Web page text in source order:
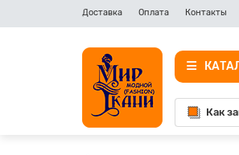
Доставка Оплата Контакты
Как